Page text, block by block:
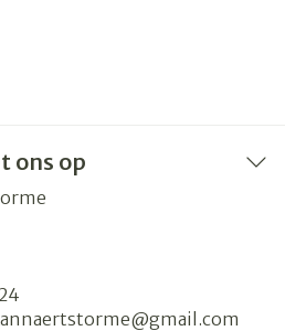
ons op
gmail.com